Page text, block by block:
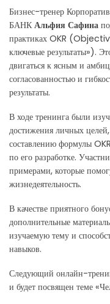
Бизнес-тренер
БАНКАльфия Сафина
практиках OKR
ключевые результаты»).
двигаться к ясным и
согласованностью и
результаты.
В ходе тренинга были
достижения личных
составлению формулы
по его разработке.
примерами, которые
жизнедеятельность.
В качестве приятного
дополнительные
изучаемую тему и
навыков.
Следующий онлайн-
и будет посвящен теме